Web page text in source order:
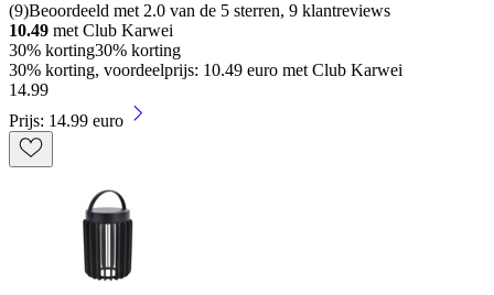
(9)Beoordeeld met 2.0 van de 5 sterren, 9 klantreviews
10.49 met Club Karwei
30% korting30% korting
30% korting, voordeelprijs: 10.49 euro met Club Karwei
14.99
Prijs: 14.99 euro